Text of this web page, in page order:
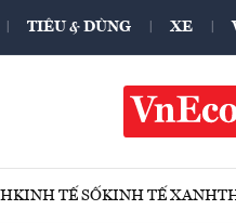
TIÊU & DÙNG XE
KINH TẾ SỐKINH TẾ XANH